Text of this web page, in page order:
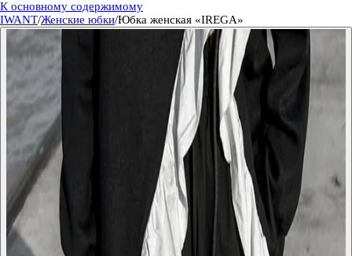
К основному содержимому
IWANT/Женские юбки/Юбка женская «IREGA»